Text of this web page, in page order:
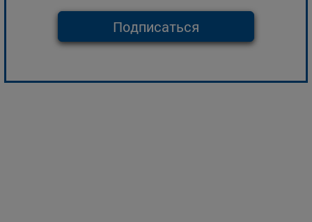
Подписаться